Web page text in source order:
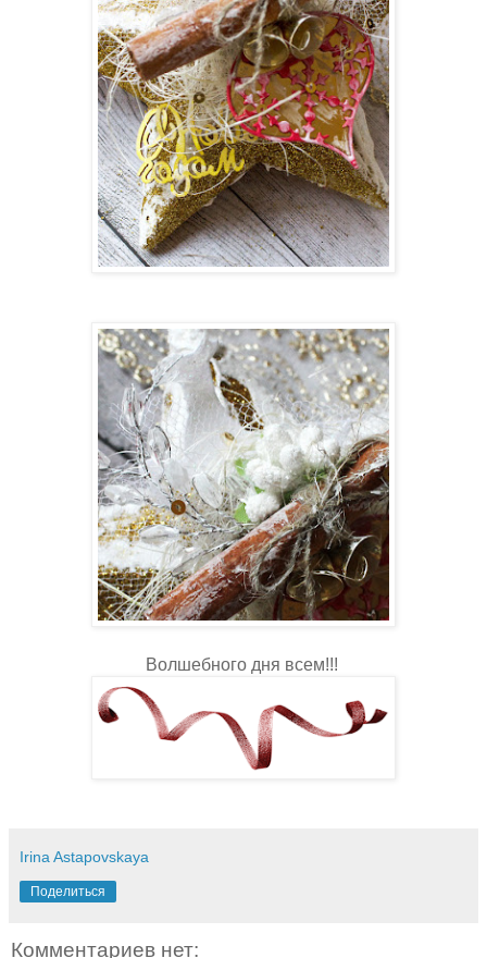
Волшебного дня всем!!!
Irina Astapovskaya
Поделиться
Комментариев нет: